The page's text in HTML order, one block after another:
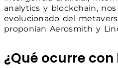
analytics y blockchain,
evolucionado del
proponían Aerosmith y
¿Qué ocurre